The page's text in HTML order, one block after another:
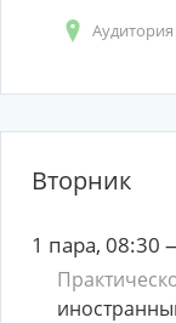
Аудитория
Вторник
1 пара, 08:30